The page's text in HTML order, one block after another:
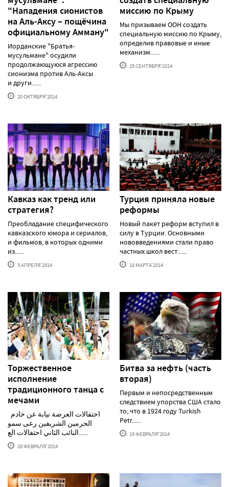
"Нападения сионистов
на Аль-Аксу – пощёчина
официальному Амману"
Иорданские "Братья-
мусульмане" осудили
продолжающуюся агрессию
сионизма против Аль-Аксы
и други......
20 ОКТЯБРЯ'2014
миссию по Крыму
Мы призываем ООН создать
специальную миссию по Крыму,
определив правовые и иные
механизм......
25 СЕНТЯБРЯ'2014
Кавказ как тренд или
стратегия?
Преобладание специфического
кавказского юмора и сериалов,
и фильмов, в которых одними
из......
5 АПРЕЛЯ'2014
Турция приняла новые
реформы
Новый пакет реформ вступил в
силу в Турции. Основными
нововведениями стали право
частных школ вест......
18 МАРТА'2014
Торжественное
исполнение
традиционного танца с
мечами
الحرمين الشريفين رعى سمو
النائب الثاني احتفالات الع......
20 ФЕВРАЛЯ'2014
Битва за нефть (часть
вторая)
Первым и непосредственным
следствием упорства США стало
то, что в 1924 году Turkish
Petr......
19 ФЕВРАЛЯ'2014